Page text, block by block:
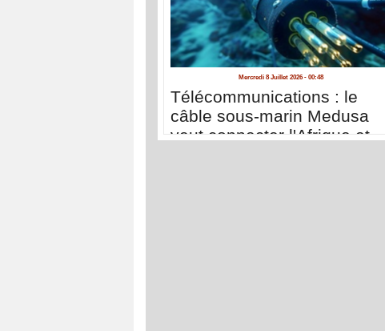
Mercredi 8 Juillet 2026 - 00:48
Télécommunications : le
câble sous-marin Medusa
veut connecter l'Afrique et